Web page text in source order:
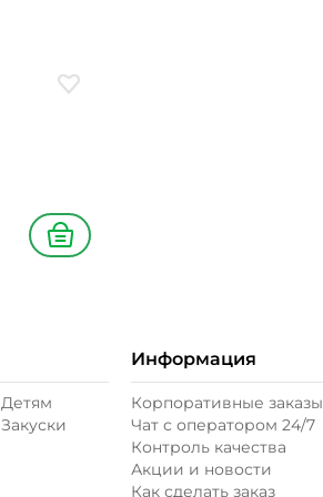
Добавить в избранное
В корзину
Детям
Закуски
Информация
Корпоративные заказы
Чат с оператором 24/7
Контроль качества
Акции и новости
Как сделать заказ